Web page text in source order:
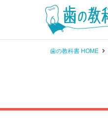
歯の教科書 HOME